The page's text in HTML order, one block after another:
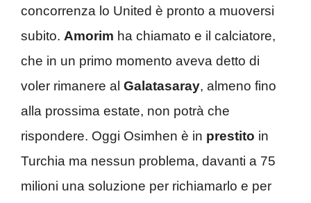
concorrenza lo United è pronto a muoversi
subito. Amorim ha chiamato e il calciatore,
che in un primo momento aveva detto di
voler rimanere al Galatasaray, almeno fino
alla prossima estate, non potrà che
rispondere. Oggi Osimhen è in prestito in
Turchia ma nessun problema, davanti a 75
milioni una soluzione per richiamarlo e per